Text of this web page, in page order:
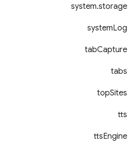
system.storage
systemLog
tabCapture
tabs
topSites
tts
ttsEngine